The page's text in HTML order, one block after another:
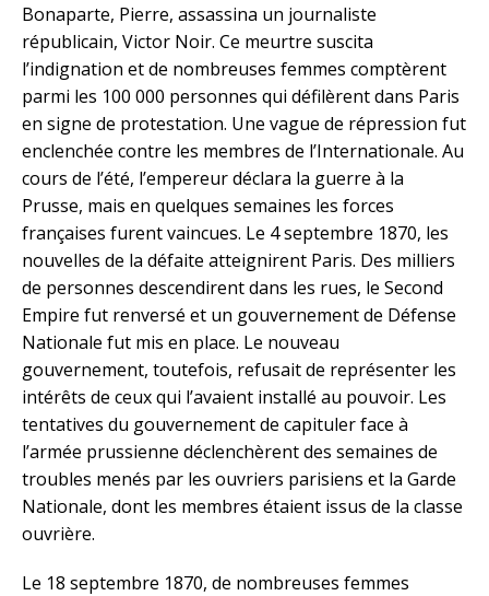
Bonaparte, Pierre, assassina un journaliste
républicain, Victor Noir. Ce meurtre suscita
l’indignation et de nombreuses femmes comptèrent
parmi les 100 000 personnes qui défilèrent dans Paris
en signe de protestation. Une vague de répression fut
enclenchée contre les membres de l’Internationale. Au
cours de l’été, l’empereur déclara la guerre à la
Prusse, mais en quelques semaines les forces
françaises furent vaincues. Le 4 septembre 1870, les
nouvelles de la défaite atteignirent Paris. Des milliers
de personnes descendirent dans les rues, le Second
Empire fut renversé et un gouvernement de Défense
Nationale fut mis en place. Le nouveau
gouvernement, toutefois, refusait de représenter les
intérêts de ceux qui l’avaient installé au pouvoir. Les
tentatives du gouvernement de capituler face à
l’armée prussienne déclenchèrent des semaines de
troubles menés par les ouvriers parisiens et la Garde
Nationale, dont les membres étaient issus de la classe
ouvrière.
Le 18 septembre 1870, de nombreuses femmes